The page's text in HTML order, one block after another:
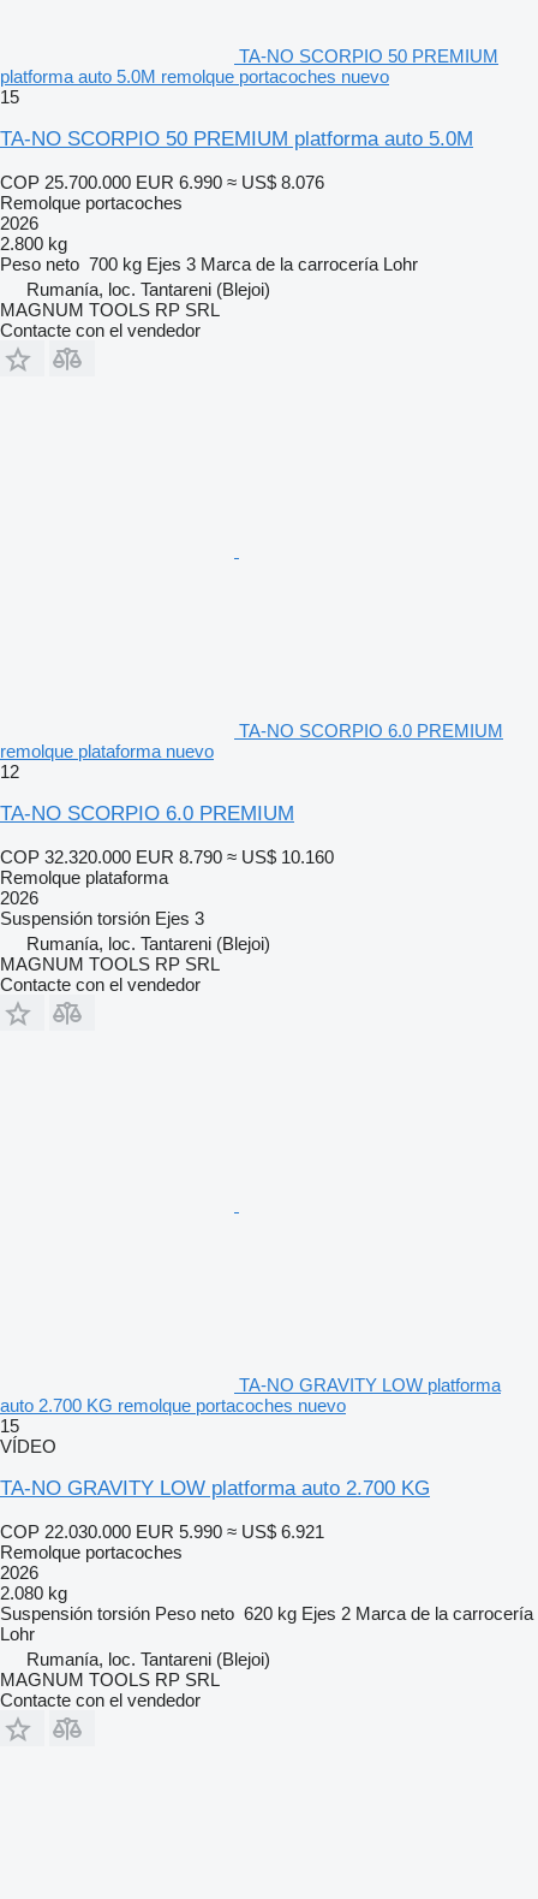
TA-NO SCORPIO 50 PREMIUM
platforma auto 5.0M remolque portacoches nuevo
15
TA-NO SCORPIO 50 PREMIUM platforma auto 5.0M
COP 25.700.000 EUR 6.990 ≈ US$ 8.076
Remolque portacoches
2026
2.800 kg
Peso neto 700 kg Ejes 3 Marca de la carrocería Lohr
Rumanía, loc. Tantareni (Blejoi)
MAGNUM TOOLS RP SRL
Contacte con el vendedor
TA-NO SCORPIO 6.0 PREMIUM
remolque plataforma nuevo
12
TA-NO SCORPIO 6.0 PREMIUM
COP 32.320.000 EUR 8.790 ≈ US$ 10.160
Remolque plataforma
2026
Suspensión torsión Ejes 3
Rumanía, loc. Tantareni (Blejoi)
MAGNUM TOOLS RP SRL
Contacte con el vendedor
TA-NO GRAVITY LOW platforma
auto 2.700 KG remolque portacoches nuevo
15
VÍDEO
TA-NO GRAVITY LOW platforma auto 2.700 KG
COP 22.030.000 EUR 5.990 ≈ US$ 6.921
Remolque portacoches
2026
2.080 kg
Suspensión torsión Peso neto 620 kg Ejes 2 Marca de la carrocería
Lohr
Rumanía, loc. Tantareni (Blejoi)
MAGNUM TOOLS RP SRL
Contacte con el vendedor